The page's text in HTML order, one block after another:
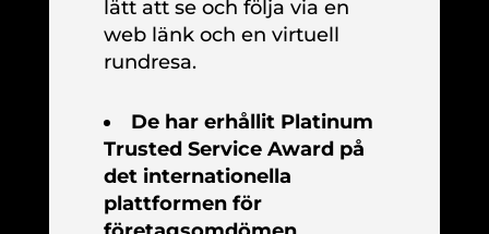
lätt att se och följa via en
web länk och en virtuell
rundresa.
De har erhållit Platinum
Trusted Service Award på
det internationella
plattformen för